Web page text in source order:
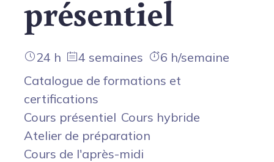
présentiel
24 h 4 semaines
6 h/semaine
Catalogue de formations et
certifications
Cours présentiel Cours hybride
Atelier de préparation
Cours de l'après-midi